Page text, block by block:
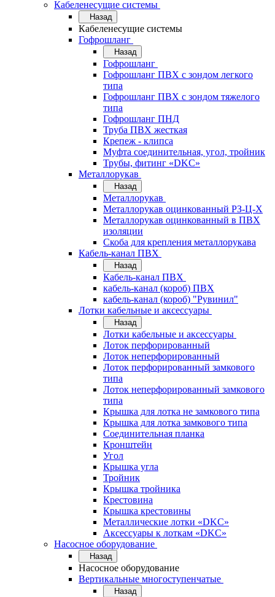
Кабеленесущие системы
Назад
Кабеленесущие системы
Гофрошланг
Назад
Гофрошланг
Гофрошланг ПВХ с зондом легкого
типа
Гофрошланг ПВХ с зондом тяжелого
типа
Гофрошланг ПНД
Труба ПВХ жесткая
Крепеж - клипса
Муфта соединительная, угол, тройник
Трубы, фитинг «DKC»
Металлорукав
Назад
Металлорукав
Металлорукав оцинкованный РЗ-Ц-Х
Металлорукав оцинкованный в ПВХ
изоляции
Скоба для крепления металлорукава
Кабель-канал ПВХ
Назад
Кабель-канал ПВХ
кабель-канал (короб) ПВХ
кабель-канал (короб) "Рувинил"
Лотки кабельные и аксессуары
Назад
Лотки кабельные и аксессуары
Лоток перфорированный
Лоток неперфорированный
Лоток перфорированный замкового
типа
Лоток неперфорированный замкового
типа
Крышка для лотка не замкового типа
Крышка для лотка замкового типа
Соединительная планка
Кронштейн
Угол
Крышка угла
Тройник
Крышка тройника
Крестовина
Крышка крестовины
Металлические лотки «DKC»
Аксессуары к лоткам «DKC»
Насосное оборудование
Назад
Насосное оборудование
Вертикальные многоступенчатые
Назад